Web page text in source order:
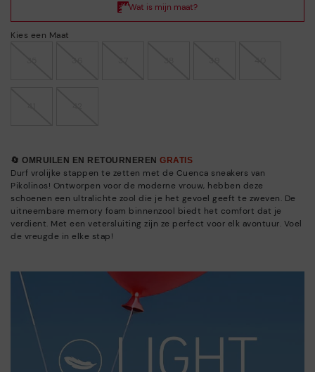
Kies een Maat
🔄 OMRUILEN EN RETOURNEREN GRATIS
Durf vrolijke stappen te zetten met de Cuenca sneakers van
Pikolinos! Ontworpen voor de moderne vrouw, hebben deze
schoenen een ultralichte zool die je het gevoel geeft te zweven. De
uitneembare memory foam binnenzool biedt het comfort dat je
verdient. Met een vetersluiting zijn ze perfect voor elk avontuur. Voel
de vreugde in elke stap!